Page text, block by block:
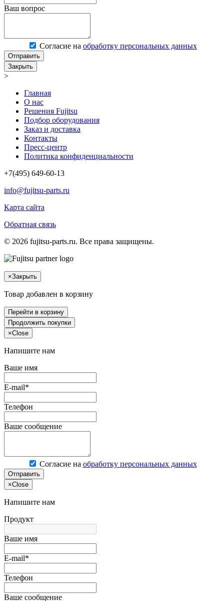
Ваш вопрос
Согласие на обработку персональных данных
Отправить
Закрыть
>
Главная
О нас
Решения Fujitsu
Подбор оборудования
Заказ и доставка
Контакты
Пресс-центр
Политика конфиденциальности
+7(495) 649-60-13
info@fujitsu-parts.ru
Карта сайта
Обратная связь
© 2026 fujitsu-parts.ru. Все права защищены.
×Закрыть
Товар добавлен в корзину
Перейти в корзину
Продолжить покупки
×Close
Напишите нам
Ваше имя
E-mail*
Телефон
Ваше сообщение
Согласие на обработку персональных данных
Отправить
×Close
Напишите нам
Продукт
Ваше имя
E-mail*
Телефон
Ваше сообщение